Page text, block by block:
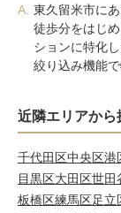
A. 東久留米市に
徒歩分をはじ
ションに特化
絞り込み機能
近隣エリアから
千代田区中央区港
目黒区大田区世田
板橋区練馬区足立